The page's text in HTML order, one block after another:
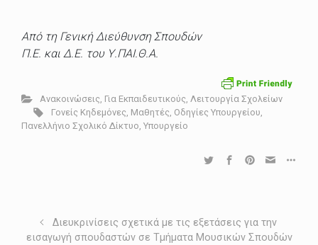
Από τη Γενική Διεύθυνση Σπουδών
Π.Ε. και Δ.Ε. του Υ.ΠΑΙ.Θ.Α.
Ανακοινώσεις Για Εκπαιδευτικούς Λειτουργία Σχολείων
Γονείς Κηδεμόνες Μαθητές Οδηγίες Υπουργείου
Πανελλήνιο Σχολικό Δίκτυο Υπουργείο
Διευκρινίσεις σχετικά με τις εξετάσεις για την
εισαγωγή σπουδαστών σε Τμήματα Μουσικών Σπουδών